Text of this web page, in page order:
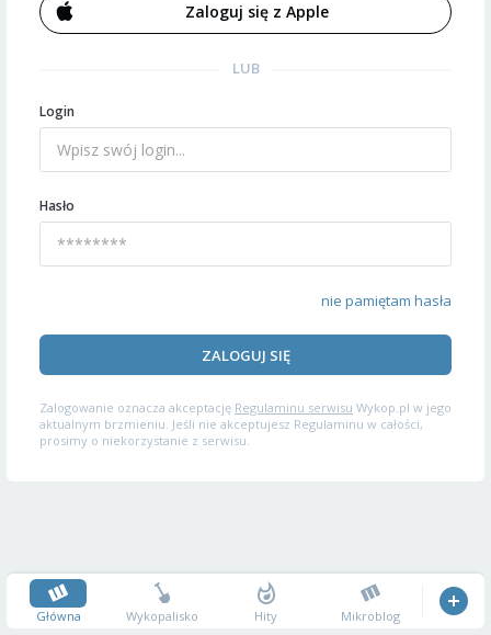
Zaloguj się z Apple
LUB
Login
Hasło
nie pamiętam hasła
ZALOGUJ SIĘ
Zalogowanie oznacza akceptację Regulaminu serwisu Wykop.pl w jego
aktualnym brzmieniu. Jeśli nie akceptujesz Regulaminu w całości,
prosimy o niekorzystanie z serwisu.
Główna Wykopalisko Hity Mikroblog